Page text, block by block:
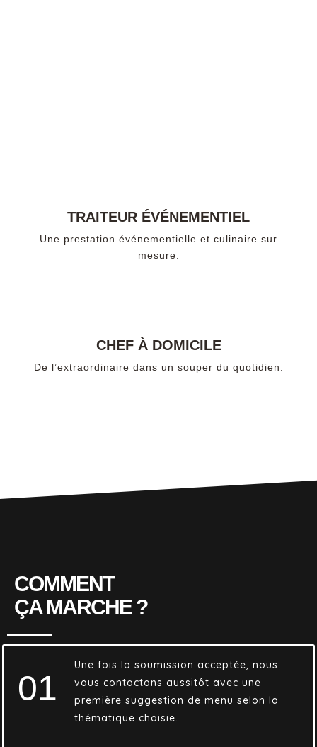
TRAITEUR ÉVÉNEMENTIEL
Une prestation événementielle et culinaire sur
mesure.
CHEF À DOMICILE
De l’extraordinaire dans un souper du quotidien.
COMMENT
ÇA MARCHE ?
01
Une fois la soumission acceptée, nous
vous contactons aussitôt avec une
première suggestion de menu selon la
thématique choisie.